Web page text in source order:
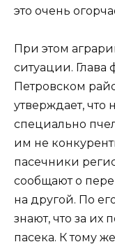
это очень
При этом
ситуации. Глава
Петровском
утверждает, что
специально
им не
пасечники
сообщают о
на другой. По
знают, что за их
пасека. К тому